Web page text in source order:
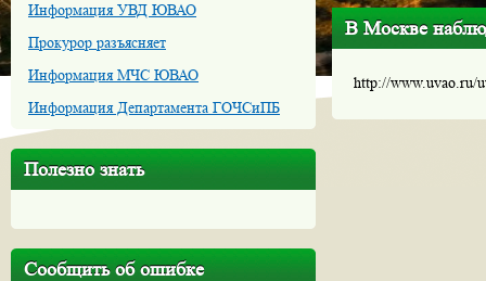
Информация УВД ЮВАО
Прокурор разъясняет
Информация МЧС ЮВАО
Информация Департамента ГОЧСиПБ
Полезно знать
Сообщить об ошибке
В Москве
http://www.uvao.ru/